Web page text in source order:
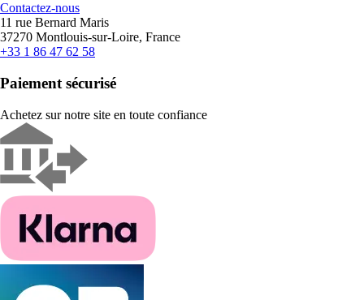
Contactez-nous
11 rue Bernard Maris
37270 Montlouis-sur-Loire, France
+33 1 86 47 62 58
Paiement sécurisé
Achetez sur notre site en toute confiance